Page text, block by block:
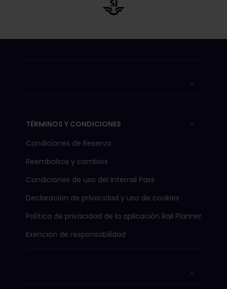
TÉRMINOS Y CONDICIONES
Condiciones de Reserva
Reembolsos y cambios
Condiciones de uso del Interrail Pass
Declaración de privacidad y uso de cookies
Política de privacidad de la aplicación Rail Planner
Exención de responsabilidad